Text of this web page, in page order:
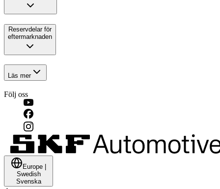
Reservdelar för
eftermarknaden
Läs mer
Följ oss
Europe
Swedish
Svenska